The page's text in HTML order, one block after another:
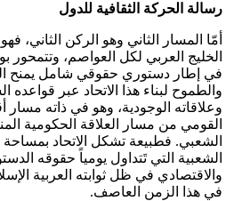
رسالة الحركة الثقافية للدول
أمّا المسار الثاني وهو الركن الثاني،
الخليج العربي لكل العواصم، وتتمحور
في إطار دستوري حقوقي شامل يمنح
والطموح لبناء هذا الاتحاد عبر قواعده
وعلاقاته الوجودية، وهو في ذاته
القومي من مسار العلاقة الحكومية
الشعبي. فطبيعة تشكل الاتحاد بمساحة
الشعبية التي تَتداول يومياً حقوقه
والاقتصادي في ظل ثوابته العربية
في هذا الزمن العاصف.